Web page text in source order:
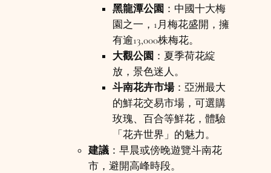
黑龍潭公園 ：中國十大梅
園之一，1月梅花盛開，擁
有逾13,000株梅花。
大觀公園 ：夏季荷花綻
放，景色迷人。
斗南花卉市場：亞洲最大
的鮮花交易市場，可選購
玫瑰、百合等鮮花，體驗
「花卉世界」的魅力。
建議 ：早晨或傍晚遊覽斗南花
市，避開高峰時段。